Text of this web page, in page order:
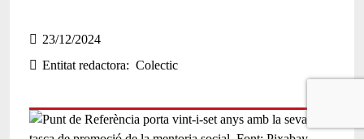
a
c
b
23/12/2024
Entitat redactora
Colectic